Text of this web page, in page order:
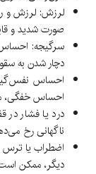
لرزش: لرزش و
صورت شدید و
سرگیجه:
دچار شدن به
احساس
احساس خفگی،
درد یا فشار
ناگهانی رخ
اضطراب یا ترس
دیگر، ممکن